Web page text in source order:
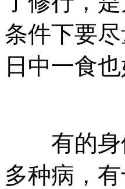
条件下要
日中一食
有的身体
多种病，